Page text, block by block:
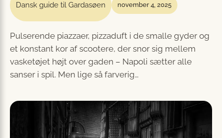
Dansk guide til Gardasøen november 4, 2025
Pulserende piazzaer, pizzaduft i de smalle gyder og
et konstant kor af scootere, der snor sig mellem
vasketøjet højt over gaden – Napoli sætter alle
sanser i spil. Men lige så farverig…